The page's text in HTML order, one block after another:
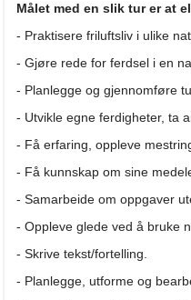
Målet med en slik tur er at
- Praktisere friluftsliv i ulike
- Gjøre rede for ferdsel i en
- Planlegge og gjennomføre
- Utvikle egne ferdigheter, ta
- Få erfaring, oppleve
- Få kunnskap om sine
- Samarbeide om oppgaver
- Oppleve glede ved å bruke
- Skrive tekst/fortelling.
- Planlegge, utforme og